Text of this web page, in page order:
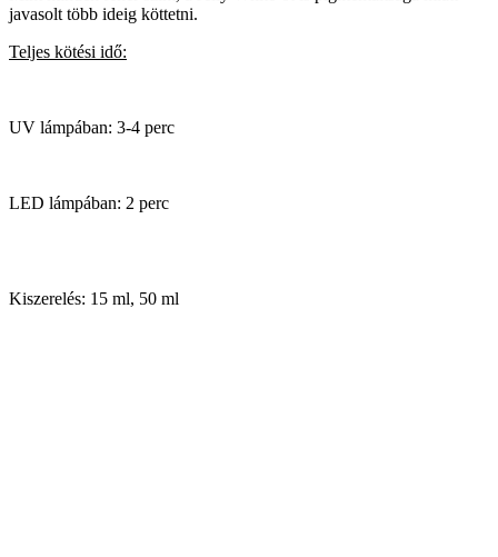
javasolt több ideig köttetni.
Teljes kötési idő:
UV lámpában: 3-4 perc
LED lámpában: 2 perc
Kiszerelés: 15 ml, 50 ml